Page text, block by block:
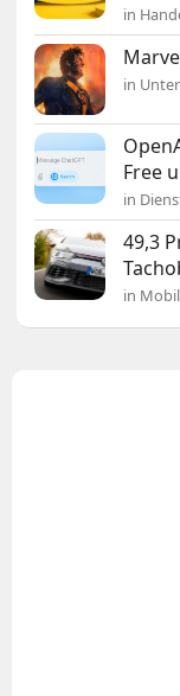
in
in
Free
in
49,3
in